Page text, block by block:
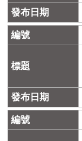
系
統
文
化
文
資
產
臺
北